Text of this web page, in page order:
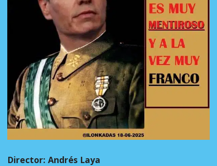
Director: Andrés Laya